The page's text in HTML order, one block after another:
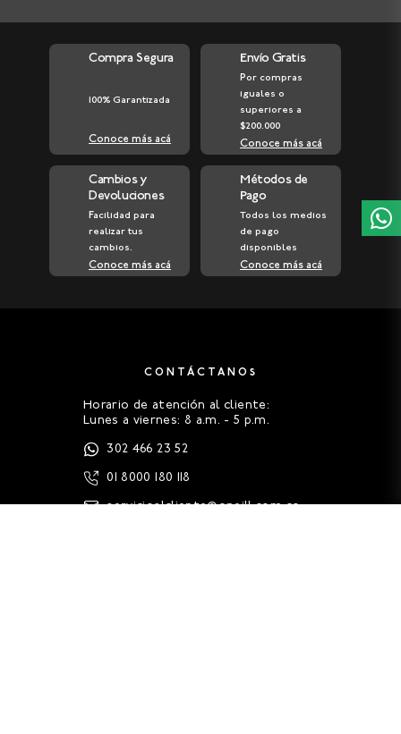
Compra Segura
100% Garantizada
Conoce más acá
Envío Gratis
Por compras
iguales o
superiores a
$200.000
Conoce más acá
Cambios y
Devoluciones
Facilidad para
realizar tus
cambios.
Conoce más acá
Métodos de
Pago
Todos los medios
de pago
disponibles
Conoce más acá
CONTÁCTANOS
Horario de atención al cliente:
Lunes a viernes: 8 a.m. - 5 p.m.
302 466 23 52
01 8000 180 118
servicioalcliente@oneill.com.co